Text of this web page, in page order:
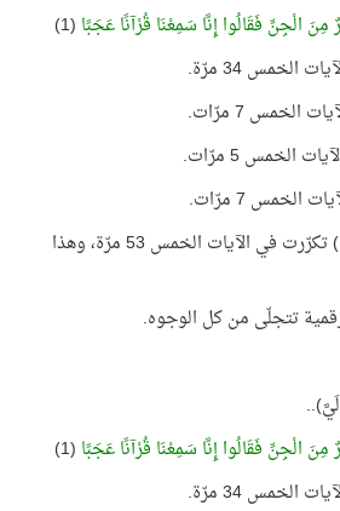
مِنَ الْجِنِّ فَقَالُوا إِنَّا سَمِعْنَا قُرْآنًا عَجَبًا (1)
34 مرّة.
7 مرّات.
الخمس 5 مرّات.
7 مرّات.
هذه هي أحرف لفظ (أُوحِيَ) تكرّرت في الآيات الخمس 53 مرّة، وهذا
تتجلّى من كل الوجوه.
مِنَ الْجِنِّ فَقَالُوا إِنَّا سَمِعْنَا قُرْآنًا عَجَبًا (1)
34 مرّة.